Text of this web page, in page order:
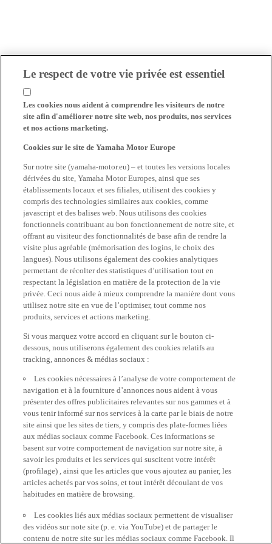
Le respect de votre vie privée est essentiel
Les cookies nous aident à comprendre les visiteurs de notre
site afin d'améliorer notre site web, nos produits, nos services
et nos actions marketing.
Cookies sur le site de Yamaha Motor Europe
Sur notre site (yamaha-motor.eu) – et toutes les versions locales
dérivées du site, Yamaha Motor Europes, ainsi que ses
établissements locaux et ses filiales, utilisent des cookies y
compris des technologies similaires aux cookies, comme
javascript et des balises web. Nous utilisons des cookies
fonctionnels contribuant au bon fonctionnement de notre site, et
offrant au visiteur des fonctionnalités de base afin de rendre la
visite plus agréable (mémorisation des logins, le choix des
langues). Nous utilisons également des cookies analytiques
permettant de récolter des statistiques d’utilisation tout en
respectant la législation en matière de la protection de la vie
privée. Ceci nous aide à mieux comprendre la manière dont vous
utilisez notre site en vue de l’optimiser, tout comme nos
produits, services et actions marketing.
Si vous marquez votre accord en cliquant sur le bouton ci-
dessous, nous utiliserons également des cookies relatifs au
tracking, annonces & médias sociaux :
Les cookies nécessaires à l’analyse de votre comportement de
navigation et à la fourniture d’annonces nous aident à vous
présenter des offres publicitaires relevantes sur nos gammes et à
vous tenir informé sur nos services à la carte par le biais de notre
site ainsi que les sites de tiers, y compris des plate-formes liées
aux médias sociaux comme Facebook. Ces informations se
basent sur votre comportement de navigation sur notre site, à
savoir les produits et les services qui suscitent votre intérêt
(profilage) , ainsi que les articles que vous ajoutez au panier, les
articles achetés par vos soins, et tout intérêt découlant de vos
habitudes en matière de browsing.
Les cookies liés aux médias sociaux permettent de visualiser
des vidéos sur note site (p. e. via YouTube) et de partager le
contenu de notre site sur les médias sociaux comme Facebook. Il